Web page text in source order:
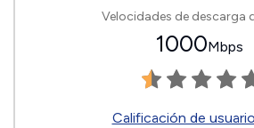
Velocidades de descarga
1000Mbps
Calificación de